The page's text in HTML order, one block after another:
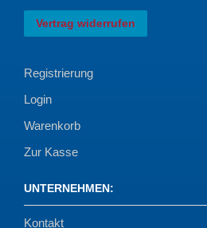
Vertrag widerrufen
Registrierung
Login
Warenkorb
Zur Kasse
UNTERNEHMEN:
Kontakt